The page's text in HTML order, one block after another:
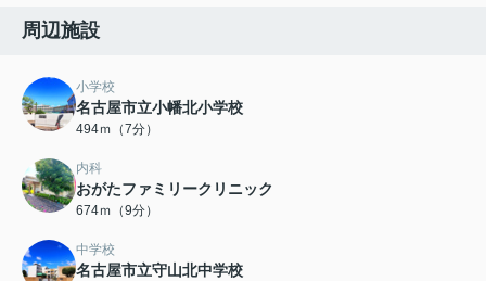
周辺施設
小学校
名古屋市立小幡北小学校
494ｍ（7分）
内科
おがたファミリークリニック
674ｍ（9分）
中学校
名古屋市立守山北中学校